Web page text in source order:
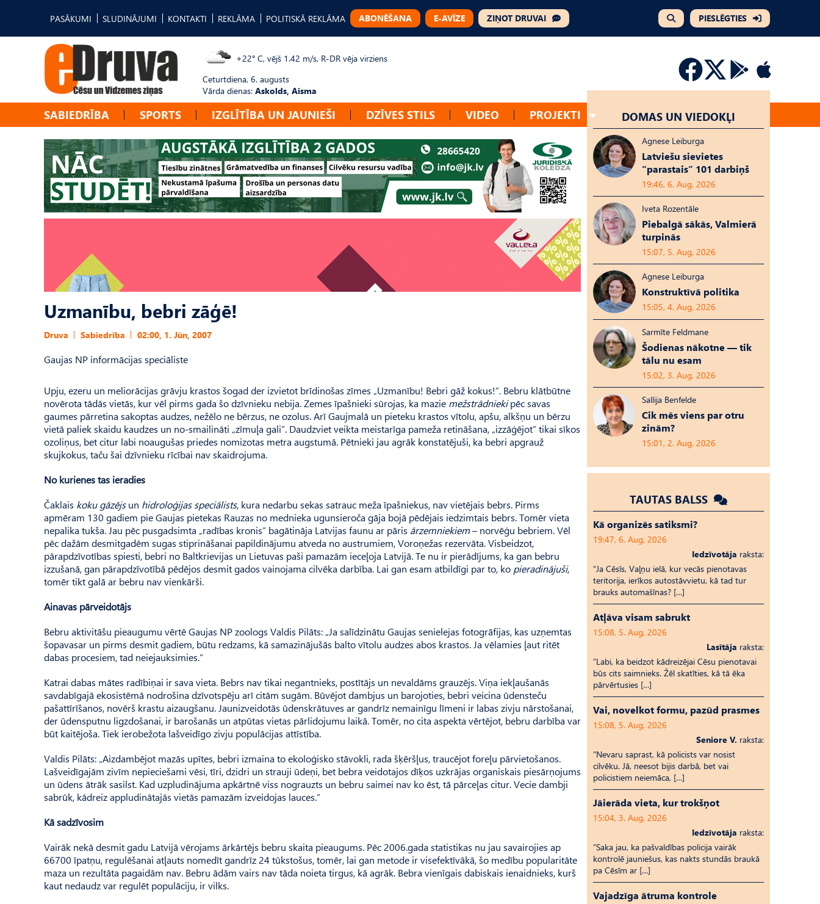
PASĀKUMI SLUDINĀJUMI KONTAKTI REKLĀMA POLITISKĀ REKLĀMA ABONĒŠANA E-AVĪZE ZIŅOT DRUVAI PIESLĒGTIES
+22° C, vējš 1.42 m/s, R-DR vēja virziens
Ceturtdiena, 6. augusts
Vārda dienas: Askolds, Aisma
SABIEDRĪBA SPORTS IZGLĪTĪBA UN JAUNIEŠI DZĪVES STILS VIDEO PROJEKTI
Uzmanību, bebri zāģē!
Druva Sabiedrība 02:00, 1. Jūn, 2007
Gaujas NP informācijas speciāliste
Upju, ezeru un meliorācijas grāvju krastos šogad der izvietot brīdinošas zīmes „Uzmanību! Bebri gāž kokus!”. Bebru klātbūtne
novērota tādās vietās, kur vēl pirms gada šo dzīvnieku nebija. Zemes īpašnieki sūrojas, ka mazie mežstrādniekipēc savas
gaumes pārretina sakoptas audzes, nežēlo ne bērzus, ne ozolus. Arī Gaujmalā un pieteku krastos vītolu, apšu, alkšņu un bērzu
vietā paliek skaidu kaudzes un no-smailināti „zīmuļa gali”. Daudzviet veikta meistarīga pameža retināšana, „izzāģējot” tikai sīkos
ozoliņus, bet citur labi noaugušas priedes nomizotas metra augstumā. Pētnieki jau agrāk konstatējuši, ka bebri apgrauž
skujkokus, taču šai dzīvnieku rīcībai nav skaidrojuma.
No kurienes tas ieradies
Čaklais koku gāzējsun hidroloģijas speciālists, kura nedarbu sekas satrauc meža īpašniekus, nav vietējais bebrs. Pirms
apmēram 130 gadiem pie Gaujas pietekas Rauzas no mednieka ugunsieroča gāja bojā pēdējais iedzimtais bebrs. Tomēr vieta
nepalika tukša. Jau pēc pusgadsimta „radības kronis” bagātināja Latvijas faunu ar pāris ārzemniekiem– norvēģu bebriem. Vēl
pēc dažām desmitgadēm sugas stiprināšanai papildinājumu atveda no austrumiem, Voroņežas rezervāta. Visbeidzot,
pārapdzīvotības spiesti, bebri no Baltkrievijas un Lietuvas paši pamazām ieceļoja Latvijā. Te nu ir pierādījums, ka gan bebru
izzušanā, gan pārapdzīvotībā pēdējos desmit gados vainojama cilvēka darbība. Lai gan esam atbildīgi par to, ko pieradinājuši,
tomēr tikt galā ar bebru nav vienkārši.
Ainavas pārveidotājs
Bebru aktivitāšu pieaugumu vērtē Gaujas NP zoologs Valdis Pilāts: „Ja salīdzinātu Gaujas senielejas fotogrāfijas, kas uzņemtas
šopavasar un pirms desmit gadiem, būtu redzams, kā samazinājušās balto vītolu audzes abos krastos. Ja vēlamies ļaut ritēt
dabas procesiem, tad neiejauksimies.”
Katrai dabas mātes radībiņai ir sava vieta. Bebrs nav tikai negantnieks, postītājs un nevaldāms grauzējs. Viņa iekļaušanās
savdabīgajā ekosistēmā nodrošina dzīvotspēju arī citām sugām. Būvējot dambjus un barojoties, bebri veicina ūdensteču
pašattīrīšanos, novērš krastu aizaugšanu. Jaunizveidotās ūdenskrātuves ar gandrīz nemainīgu līmeni ir labas zivju nārstošanai,
der ūdensputnu ligzdošanai, ir barošanās un atpūtas vietas pārlidojumu laikā. Tomēr, no cita aspekta vērtējot, bebru darbība var
būt kaitējoša. Tiek ierobežota lašveidīgo zivju populācijas attīstība.
Valdis Pilāts: „Aizdambējot mazās upītes, bebri izmaina to ekoloģisko stāvokli, rada šķēršļus, traucējot foreļu pārvietošanos.
Lašveidīgajām zivīm nepieciešami vēsi, tīri, dzidri un strauji ūdeņi, bet bebra veidotajos dīķos uzkrājas organiskais piesārņojums
un ūdens ātrāk sasilst. Kad uzpludinājuma apkārtnē viss nograuzts un bebru saimei nav ko ēst, tā pārceļas citur. Vecie dambji
sabrūk, kādreiz appludinātajās vietās pamazām izveidojas lauces.”
Kā sadzīvosim
Vairāk nekā desmit gadu Latvijā vērojams ārkārtējs bebru skaita pieaugums. Pēc 2006.gada statistikas nu jau savairojies ap
66700 īpatņu, regulēšanai atļauts nomedīt gandrīz 24 tūkstošus, tomēr, lai gan metode ir visefektīvākā, šo medību popularitāte
maza un rezultāta pagaidām nav. Bebru ādām vairs nav tāda noieta tirgus, kā agrāk. Bebra vienīgais dabiskais ienaidnieks, kurš
kaut nedaudz var regulēt populāciju, ir vilks.
DOMAS UN VIEDOKĻI
Agnese Leiburga
Latviešu sievietes
“parastais” 101 darbiņš
19:46, 6. Aug, 2026
Iveta Rozentāle
Piebalgā sākās, Valmierā
turpinās
15:07, 5. Aug, 2026
Agnese Leiburga
Konstruktīvā politika
15:05, 4. Aug, 2026
Sarmīte Feldmane
Šodienas nākotne — tik
tālu nu esam
15:02, 3. Aug, 2026
Sallija Benfelde
Cik mēs viens par otru
zinām?
15:01, 2. Aug, 2026
TAUTAS BALSS
Kā organizēs satiksmi?
19:47, 6. Aug, 2026
Iedzīvotāja raksta:
“Ja Cēsīs, Vaļņu ielā, kur vecās pienotavas
teritorija, ierīkos autostāvvietu, kā tad tur
brauks automašīnas? […]
Atļāva visam sabrukt
15:08, 5. Aug, 2026
Lasītāja raksta:
“Labi, ka beidzot kādreizējai Cēsu pienotavai
būs cits saimnieks. Žēl skatīties, kā tā ēka
pārvērtusies […]
Vai, novelkot formu, pazūd prasmes
15:08, 5. Aug, 2026
Seniore V. raksta:
“Nevaru saprast, kā policists var nosist
cilvēku. Jā, neesot bijis darbā, bet vai
policistiem neiemāca, […]
Jāierāda vieta, kur trokšņot
15:04, 3. Aug, 2026
Iedzīvotāja raksta:
“Saka jau, ka pašvaldības policija vairāk
kontrolē jauniešus, kas nakts stundās braukā
pa Cēsīm ar […]
Vajadzīga ātruma kontrole